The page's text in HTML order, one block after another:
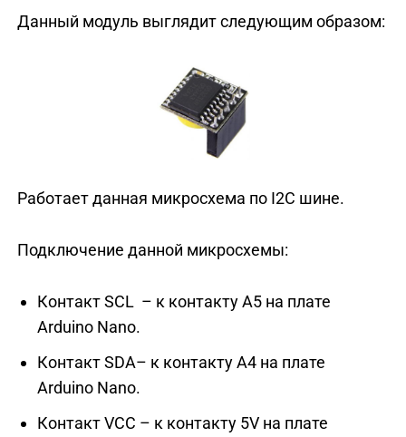
Данный модуль выглядит следующим образом:
Работает данная микросхема по I2C шине.
Подключение данной микросхемы:
Контакт SCL – к контакту A5 на плате
Arduino Nano.
Контакт SDA– к контакту A4 на плате
Arduino Nano.
Контакт VCC – к контакту 5V на плате